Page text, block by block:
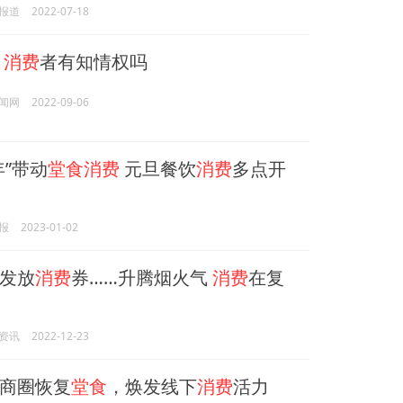
道 2022-07-18
消费者有知情权吗
网 2022-09-06
带动堂食消费 元旦餐饮消费多点开
2023-01-02
放消费券……升腾烟火气 消费在复
讯 2022-12-23
圈恢复堂食 ，焕发线下消费活力